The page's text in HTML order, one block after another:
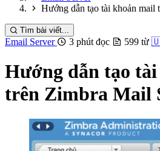
Hướng dẫn tạo tài khoản mail
Tìm bài viết...
Email Server 3 phút đọc 599 từ
Hướng dẫn tạo
trên Zimbra Mail